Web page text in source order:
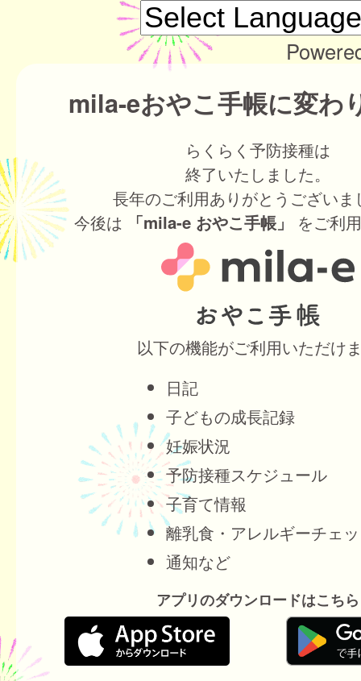
mila-eおやこ手帳に変わ
らくらく予防接種は
終了いたしました。
長年のご利用ありがとうございま
今後は
「mila-e おやこ手帳」 をご利
以下の機能がご利用いただけ
日記
子どもの成長記録
妊娠状況
予防接種スケジュール
子育て情報
離乳食・アレルギーチェ
通知など
アプリのダウンロードはこちら